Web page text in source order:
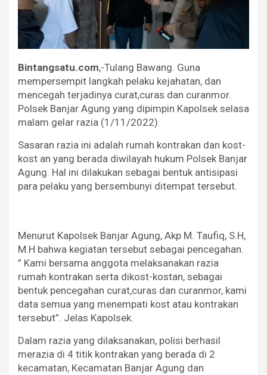
Bintangsatu.com,-Tulang Bawang. Guna
mempersempit langkah pelaku kejahatan, dan
mencegah terjadinya curat,curas dan curanmor.
Polsek Banjar Agung yang dipimpin Kapolsek selasa
malam gelar razia (1/11/2022)
Sasaran razia ini adalah rumah kontrakan dan kost-
kost an yang berada diwilayah hukum Polsek Banjar
Agung. Hal ini dilakukan sebagai bentuk antisipasi
para pelaku yang bersembunyi ditempat tersebut.
Menurut Kapolsek Banjar Agung, Akp M. Taufiq, S.H,
M.H bahwa kegiatan tersebut sebagai pencegahan.
” Kami bersama anggota melaksanakan razia
rumah kontrakan serta dikost-kostan, sebagai
bentuk pencegahan curat,curas dan curanmor, kami
data semua yang menempati kost atau kontrakan
tersebut”. Jelas Kapolsek.
Dalam razia yang dilaksanakan, polisi berhasil
merazia di 4 titik kontrakan yang berada di 2
kecamatan, Kecamatan Banjar Agung dan